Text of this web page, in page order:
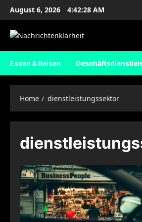
Skip
content
August 6, 2026 4:42:29 AM
Essen & Reisen
Home dienstleistungssektor